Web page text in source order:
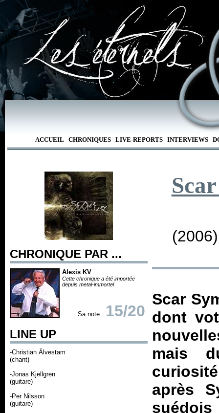
ACCUEIL CHRONIQUES LIVE-REPORTS INTERVIEWS
CHRONIQUE PAR ...
Alexis KV
Cette chronique a été importée
depuis metal-immortel
Sa note : 15/20
LINE UP
-Christian Älvestam
(chant)
-Jonas Kjellgren
(guitare)
-Per Nilsson
(guitare)
Scar
dont
mais
après